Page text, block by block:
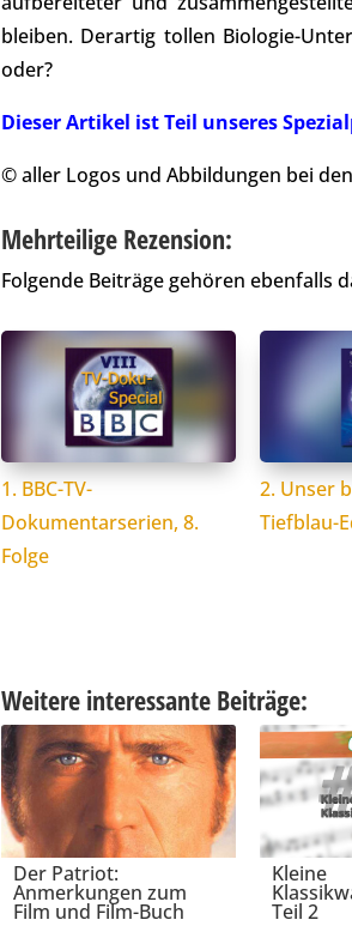
bleiben. Derartig tollen Biologie-
oder?
Dieser Artikel ist Teil unseres
© aller Logos und Abbildungen bei
Mehrteilige Rezension:
Folgende Beiträge gehören ebenfalls
1. BBC-TV-
Dokumentarserien, 8.
Folge
2. Unser
Tiefblau-
Weitere interessante Beiträge:
Der Patriot:
Anmerkungen zum
Film und Film-Buch
Kleine
Teil 2